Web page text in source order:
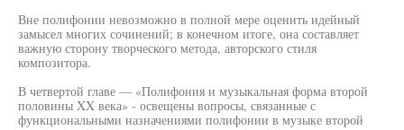
Вне полифонии невозможно в полной мере оценить идейный
замысел многих сочинений; в конечном итоге, она составляет
важную сторону творческого метода, авторского стиля
композитора.
В четвертой главе — «Полифония и музыкальная форма второй
половины XX века» - освещены вопросы, связанные с
функциональными назначениями полифонии в музыке второй